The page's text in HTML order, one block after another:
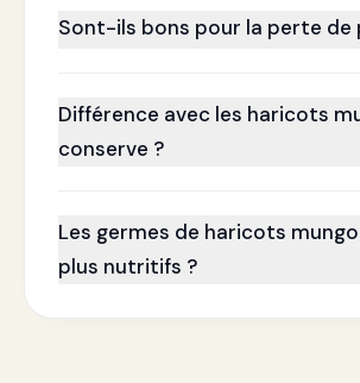
Sont-ils bons pour la perte de
Différence avec les haricots
conserve ?
Les germes de haricots
plus nutritifs ?